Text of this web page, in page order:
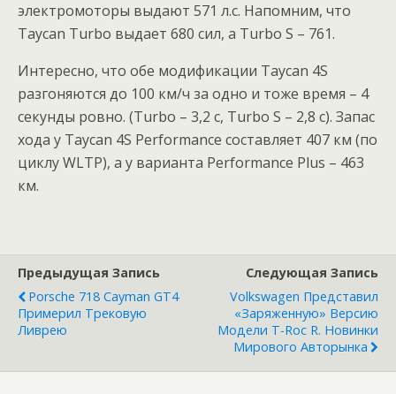
электромоторы выдают 571 л.с. Напомним, что
Taycan Turbo выдает 680 сил, а Turbo S – 761.
Интересно, что обе модификации Taycan 4S
разгоняются до 100 км/ч за одно и тоже время – 4
секунды ровно. (Turbo – 3,2 с, Turbo S – 2,8 с). Запас
хода у Taycan 4S Performance составляет 407 км (по
циклу WLTP), а у варианта Performance Plus – 463
км.
Предыдущая Запись
Porsche 718 Cayman GT4
Примерил Трековую
Ливрею
Следующая Запись
Volkswagen Представил
«заряженную» Версию
Модели T-Roc R. Новинки
Мирового Авторынка